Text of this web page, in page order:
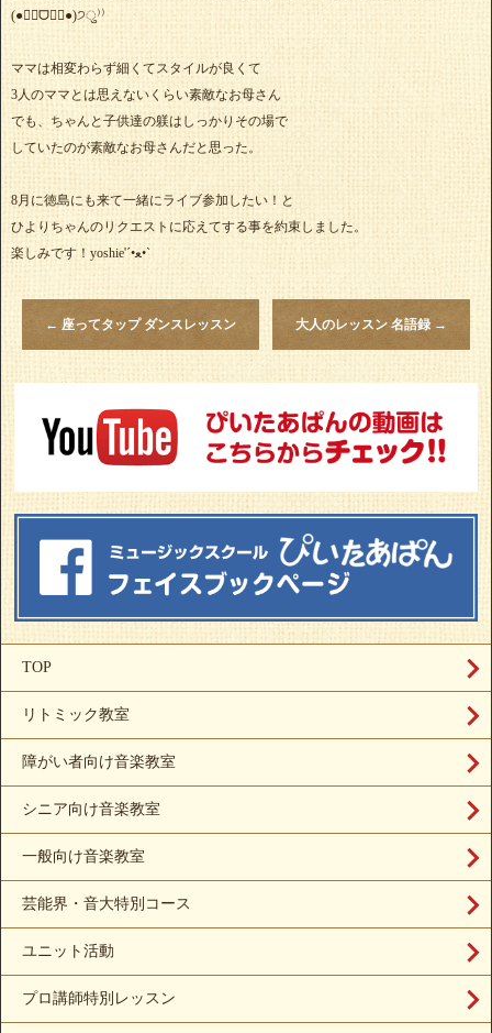
(●❛⃘ᗜ​❛⃘●)੭ु⁾⁾
ママは相変わらず細くてスタイルが良くて
3人のママとは思えないくらい素敵なお母さん
でも、ちゃんと子供達の躾はしっかりその場で
していたのが素敵なお母さんだと思った。
8月に徳島にも来て一緒にライブ参加したい！と
ひよりちゃんのリクエストに応えてする事を約束しました。
楽しみです！yoshie'‎´•ﻌ•`
← 座ってタップ ダンスレッスン 大人のレッスン 名語録 →
TOP
リトミック教室
障がい者向け音楽教室
シニア向け音楽教室
一般向け音楽教室
芸能界・音大特別コース
ユニット活動
プロ講師特別レッスン